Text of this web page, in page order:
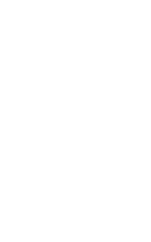
Studium
Beurteilung der
verschiedene Pflichtpraktika
es sich zunächst so liest, als
zu bewerten, oder handelt
bzgl. der